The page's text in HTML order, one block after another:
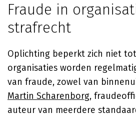
Fraude in
strafrecht
Oplichting beperkt zich niet
organisaties worden
van fraude, zowel van
Martin Scharenborg,
auteur van meerdere